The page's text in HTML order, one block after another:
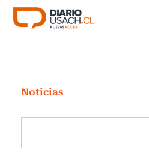
Click acá para ir directamente
Investigación
Cultura
Programas Radio y TV
Noticias